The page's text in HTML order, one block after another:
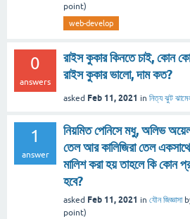
point)
web-develop
0
answers
রাইস কুকার কিনতে চাই, কোন
রাইস কুকার ভালো, দাম কত?
asked Feb 11, 2021 in নিত্য ঝুট
1
answer
নিয়মিত পেনিসে মধু, অলিভ
তেল আর কালিজিরা তেল একসাথে
মালিশ করা হয় তাহলে কি কোন
হবে?
asked Feb 11, 2021 in যৌন জিজ্ঞাসা
point)